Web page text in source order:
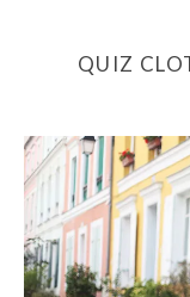
QUIZ